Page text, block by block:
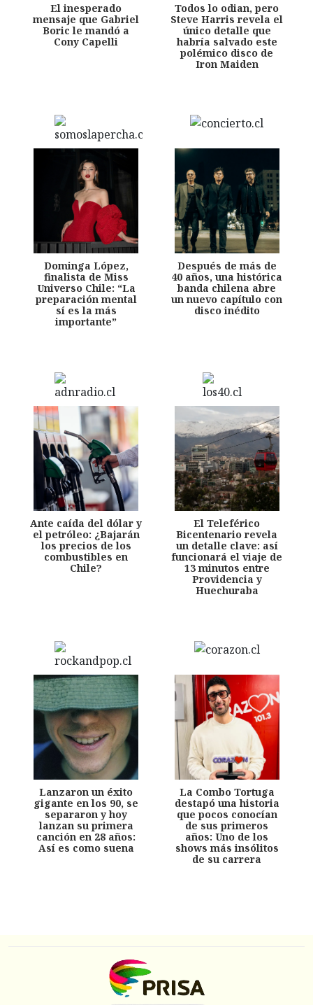
El inesperado
mensaje que Gabriel
Boric le mandó a
Cony Capelli
Todos lo odian, pero
Steve Harris revela el
único detalle que
habría salvado este
polémico disco de
Iron Maiden
Dominga López,
finalista de Miss
Universo Chile: “La
preparación mental
sí es la más
importante”
Después de más de
40 años, una histórica
banda chilena abre
un nuevo capítulo con
disco inédito
Ante caída del dólar y
el petróleo: ¿Bajarán
los precios de los
combustibles en
Chile?
El Teleférico
Bicentenario revela
un detalle clave: así
funcionará el viaje de
13 minutos entre
Providencia y
Huechuraba
Lanzaron un éxito
gigante en los 90, se
separaron y hoy
lanzan su primera
canción en 28 años:
Así es como suena
La Combo Tortuga
destapó una historia
que pocos conocían
de sus primeros
años: Uno de los
shows más insólitos
de su carrera